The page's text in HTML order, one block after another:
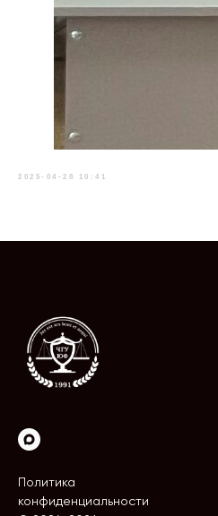
2025-04-28 10:41
Политика
конфиденциальности